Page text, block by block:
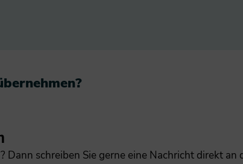
Dann schreiben Sie gerne eine Nachricht direkt an